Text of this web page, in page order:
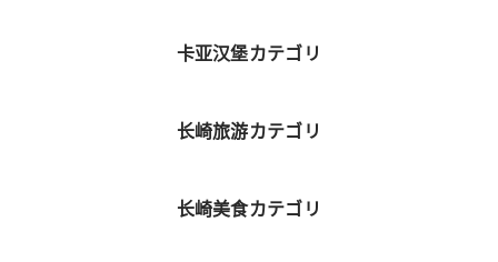
卡亚汉堡カテゴリ
长崎旅游カテゴリ
长崎美食カテゴリ